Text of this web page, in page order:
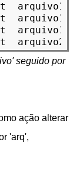
seguido por
ação alterar
'arq',